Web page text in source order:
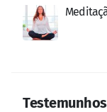
Testemunhos